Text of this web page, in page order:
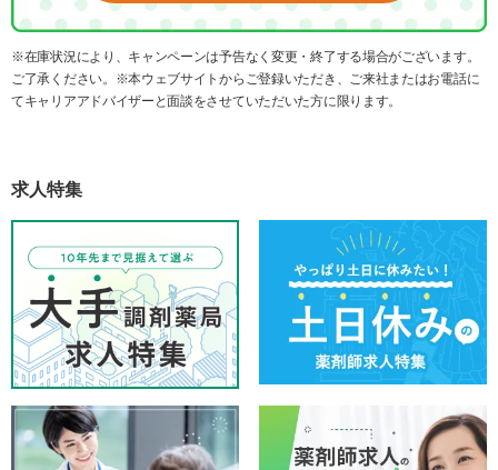
※在庫状況により、キャンペーンは予告なく変更・終了する場合がございます。
ご了承ください。※本ウェブサイトからご登録いただき、ご来社またはお電話に
てキャリアアドバイザーと面談をさせていただいた方に限ります。
求人特集